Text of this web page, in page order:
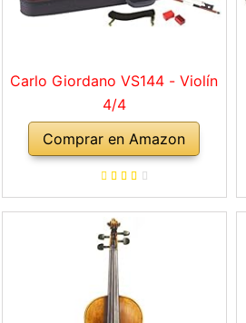
Carlo Giordano VS144 - Violín
4/4
Comprar en Amazon